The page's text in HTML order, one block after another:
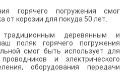
горячего погружения смог
от корозии для покуда 50 лет.
деревянным и
поляк горячего погружения
смог быть использует для
и электрического
оборудования передачи